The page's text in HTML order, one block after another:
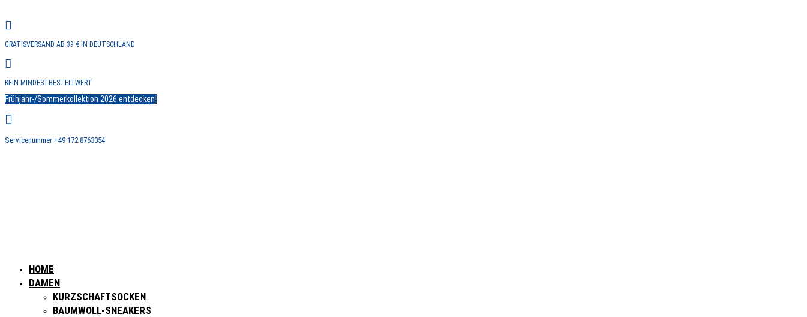

GRATISVERSAND AB 39 € IN DEUTSCHLAND

KEIN MINDESTBESTELLWERT
Frühjahr-/Sommerkollektion 2026 entdecken!

Servicenummer +49 172 8763354
HOME
DAMEN
KURZSCHAFTSOCKEN
BAUMWOLL-SNEAKERS